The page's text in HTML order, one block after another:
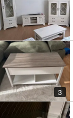
3